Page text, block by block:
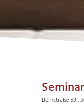
Bernstraße 59 ,